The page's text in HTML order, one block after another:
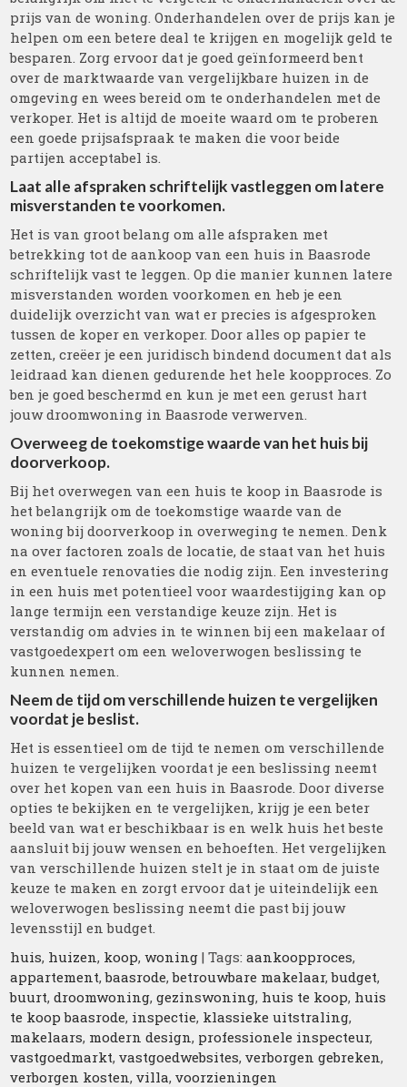
prijs van de woning. Onderhandelen over de prijs kan je
helpen om een betere deal te krijgen en mogelijk geld te
besparen. Zorg ervoor dat je goed geïnformeerd bent
over de marktwaarde van vergelijkbare huizen in de
omgeving en wees bereid om te onderhandelen met de
verkoper. Het is altijd de moeite waard om te proberen
een goede prijsafspraak te maken die voor beide
partijen acceptabel is.
Laat alle afspraken schriftelijk vastleggen om latere
misverstanden te voorkomen.
Het is van groot belang om alle afspraken met
betrekking tot de aankoop van een huis in Baasrode
schriftelijk vast te leggen. Op die manier kunnen latere
misverstanden worden voorkomen en heb je een
duidelijk overzicht van wat er precies is afgesproken
tussen de koper en verkoper. Door alles op papier te
zetten, creëer je een juridisch bindend document dat als
leidraad kan dienen gedurende het hele koopproces. Zo
ben je goed beschermd en kun je met een gerust hart
jouw droomwoning in Baasrode verwerven.
Overweeg de toekomstige waarde van het huis bij
doorverkoop.
Bij het overwegen van een huis te koop in Baasrode is
het belangrijk om de toekomstige waarde van de
woning bij doorverkoop in overweging te nemen. Denk
na over factoren zoals de locatie, de staat van het huis
en eventuele renovaties die nodig zijn. Een investering
in een huis met potentieel voor waardestijging kan op
lange termijn een verstandige keuze zijn. Het is
verstandig om advies in te winnen bij een makelaar of
vastgoedexpert om een weloverwogen beslissing te
kunnen nemen.
Neem de tijd om verschillende huizen te vergelijken
voordat je beslist.
Het is essentieel om de tijd te nemen om verschillende
huizen te vergelijken voordat je een beslissing neemt
over het kopen van een huis in Baasrode. Door diverse
opties te bekijken en te vergelijken, krijg je een beter
beeld van wat er beschikbaar is en welk huis het beste
aansluit bij jouw wensen en behoeften. Het vergelijken
van verschillende huizen stelt je in staat om de juiste
keuze te maken en zorgt ervoor dat je uiteindelijk een
weloverwogen beslissing neemt die past bij jouw
levensstijl en budget.
huis, huizen, koop,woning | Tags:aankoopproces,
appartement,baasrode,betrouwbare makelaar,budget,
buurt,droomwoning,gezinswoning, huis te koop, huis
te koop baasrode, inspectie, klassieke uitstraling,
makelaars, modern design, professionele inspecteur,
vastgoedmarkt,vastgoedwebsites,verborgen gebreken,
verborgen kosten,villa,voorzieningen